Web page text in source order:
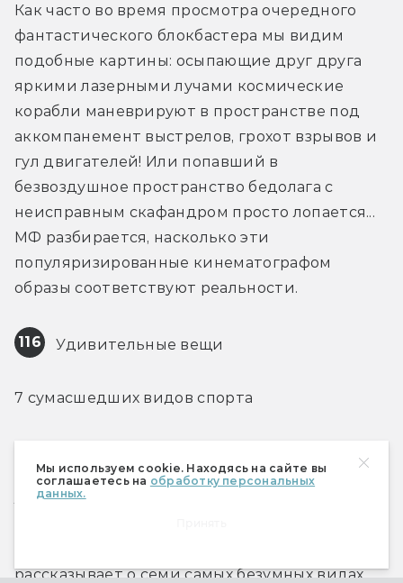
Мы используем cookie. Находясь на сайте вы
соглашаетесь на обработку персональных
данных.
Как часто во время просмотра очередного
фантастического блокбастера мы видим
подобные картины: осыпающие друг друга
яркими лазерными лучами космические
корабли маневрируют в пространстве под
аккомпанемент выстрелов, грохот взрывов и
гул двигателей! Или попавший в
безвоздушное пространство бедолага с
неисправным скафандром просто лопается...
МФ разбирается, насколько эти
популяризированные кинематографом
образы соответствуют реальности.
116 Удивительные вещи
7 сумасшедших видов спорта
посвящённый дальности метания коровьей
лепёшки. Чего только люди не придумают!
рассказывает о семи самых безумных видах